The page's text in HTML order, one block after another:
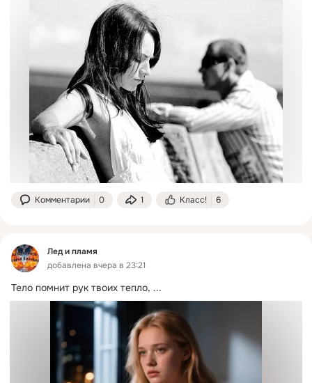
Комментарии 0 1 Класс! 6
Лед и пламя
добавлена вчера в 23:21
Тело помнит рук твоих тепло, ...